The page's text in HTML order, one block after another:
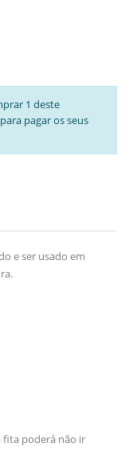
1 deste
pagar os seus
e ser usado em
fita poderá não ir